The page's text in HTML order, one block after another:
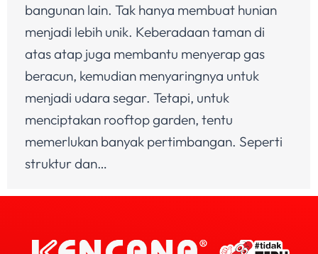
bangunan lain. Tak hanya membuat hunian
menjadi lebih unik. Keberadaan taman di
atas atap juga membantu menyerap gas
beracun, kemudian menyaringnya untuk
menjadi udara segar. Tetapi, untuk
menciptakan rooftop garden, tentu
memerlukan banyak pertimbangan. Seperti
struktur dan…